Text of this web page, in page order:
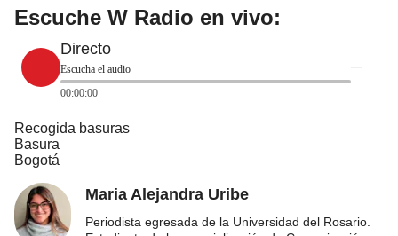
Escuche W Radio en vivo:
Directo
Escucha el audio
00:00:00
Recogida basuras
Basura
Bogotá
Maria Alejandra Uribe
Periodista egresada de la Universidad del Rosario.